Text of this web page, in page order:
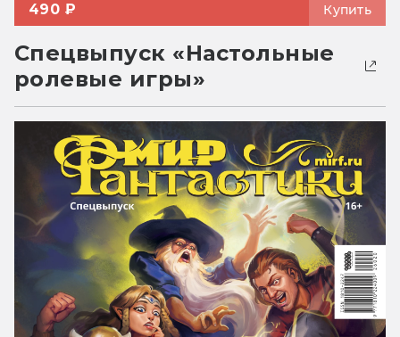
490 ₽ Купить
Спецвыпуск «Настольные
ролевые игры»